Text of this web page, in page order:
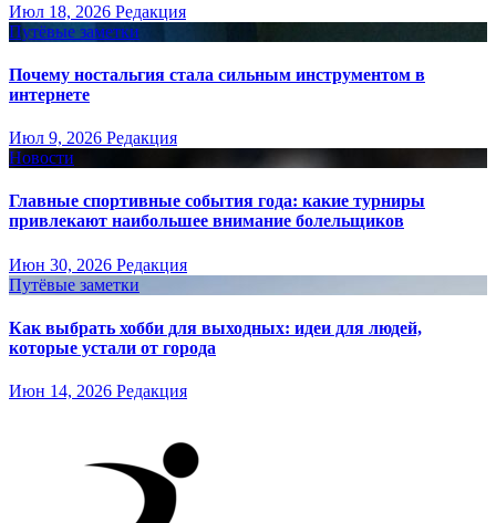
Июл 18, 2026 Редакция
Путёвые заметки
Почему ностальгия стала сильным инструментом в
интернете
Июл 9, 2026 Редакция
Новости
Главные спортивные события года: какие турниры
привлекают наибольшее внимание болельщиков
Июн 30, 2026 Редакция
Путёвые заметки
Как выбрать хобби для выходных: идеи для людей,
которые устали от города
Июн 14, 2026 Редакция